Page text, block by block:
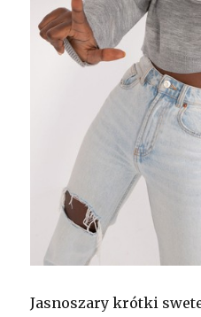
Jasnoszary krótki